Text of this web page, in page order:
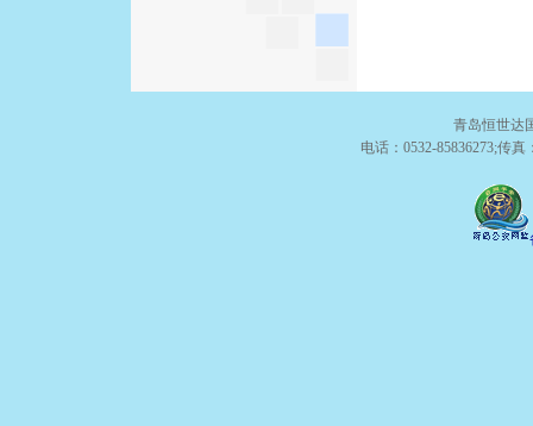
青岛恒世达
电话：0532-85836273;传